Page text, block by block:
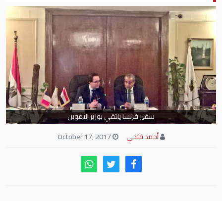
سفير فرنسا يلتقي بوزير التموين
أحمد فتحي